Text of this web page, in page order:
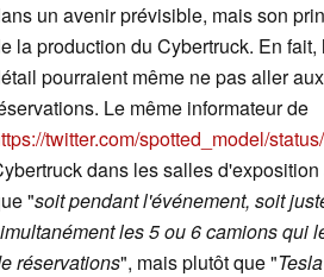
un avenir prévisible, mais son
la production du Cybertruck. En
pourraient même ne pas aller
Le même informateur de
twitter.com/spotted_model/
dans les salles
"soit pendant l'événement, soit
les 5 ou 6 camions qui
réservations", mais plutôt que "